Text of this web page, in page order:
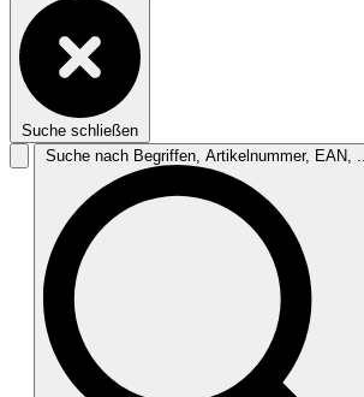
Suche schließen
Suche nach Begriffen, Artikelnummer, EAN, ...